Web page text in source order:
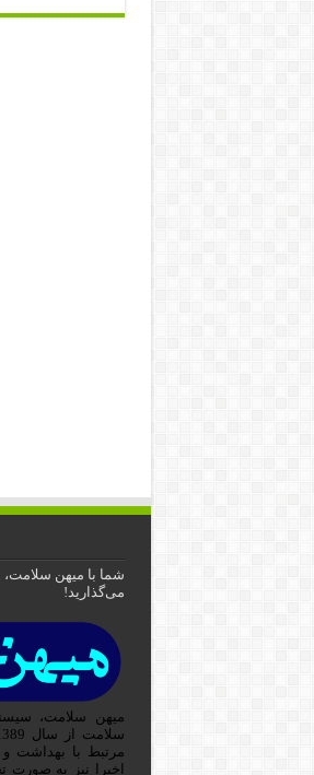
شما با میهن سلامت،
می‌گذارید!
میهن سلامت،
مرتبط با بهداشت
اخیرا نیز به صورت